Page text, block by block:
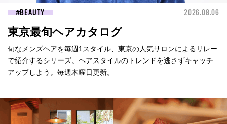
BEAUTY 2026.08.06
東京最旬ヘアカタログ
旬なメンズヘアを毎週1スタイル、東京の人気サロンによるリレー
で紹介するシリーズ。ヘアスタイルのトレンドを逃さずキャッチ
アップしよう。毎週木曜日更新。